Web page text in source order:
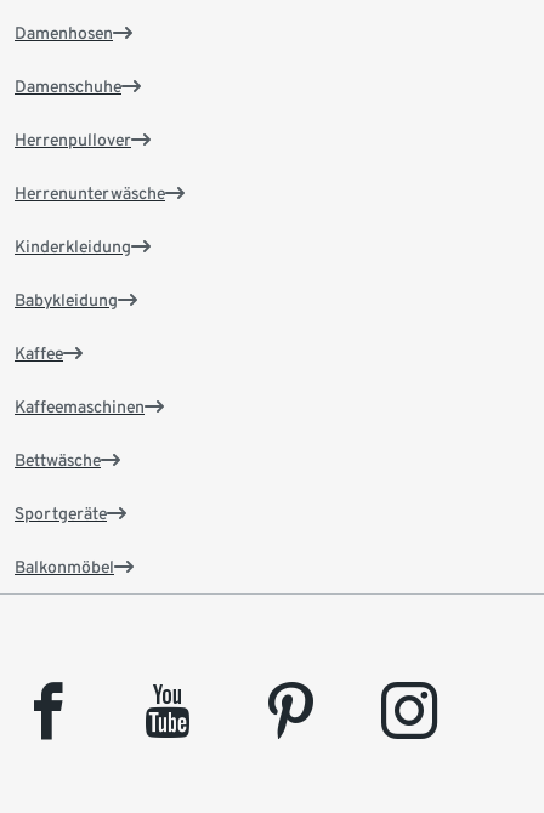
Damenhosen
Damenschuhe
Herrenpullover
Herrenunterwäsche
Kinderkleidung
Babykleidung
Kaffee
Kaffeemaschinen
Bettwäsche
Sportgeräte
Balkonmöbel
facebook youtube pinterest instagram